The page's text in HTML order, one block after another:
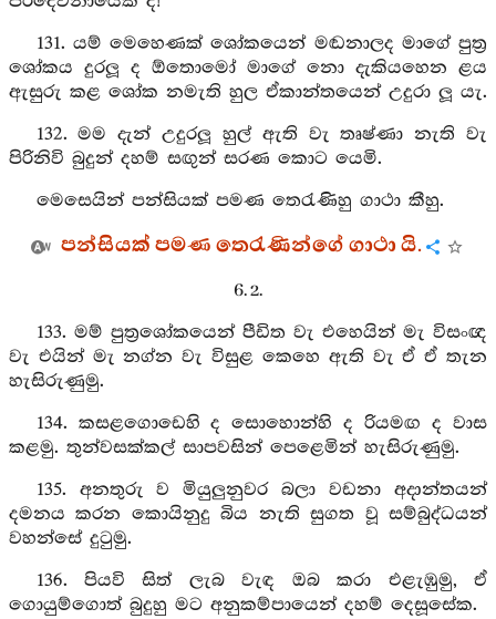
131. යම් මෙහෙණක් ශෝකයෙන් මඬනාලද මාගේ පුත්‍ර
ශෝකය දුරලූ ද ඕතොමෝ මාගේ නො දැකියහෙන ළය
ඇසුරු කළ ශෝක නමැති හුල ඒකාන්තයෙන් උදුරා ලූ යැ.
132. මම දැන් උදුරලූ හුල් ඇති වැ තෘෂ්ණා නැති වැ
පිරිනිවි බුදුන් දහම් සඟුන් සරණ කොට යෙමි.
මෙසෙයින් පන්සියක් පමණ තෙරැණිහු ගාථා කීහු.
පන්සියක් පමණ තෙරැණින්ගේ ගාථා යි.
6. 2.
133. මම් පුත්‍රශෝකයෙන් පීඩිත වැ එහෙයින් මැ විසංඥ
වැ එයින් මැ නග්න වැ විසුළ කෙහෙ ඇති වැ ඒ ඒ තැන
හැසිරුණුමු.
134. කසළගොඩෙහි ද සොහොන්හි ද රියමඟ ද වාස
කළමු. තුන්වසක්කල් සාපවසින් පෙළෙමින් හැසිරුණුමු.
135. අනතුරු ව මියුලුනුවර බලා වඩනා අදාන්තයන්
දමනය කරන කොයිනුදු බිය නැති සුගත වූ සම්බුද්ධයන්
වහන්සේ දුටුමු.
136. පියවි සිත් ලැබ වැඳ ඔබ කරා එළැඹුමු, ඒ
ගොයුම්ගොත් බුදුහු මට අනුකම්පායෙන් දහම් දෙසූසේක.